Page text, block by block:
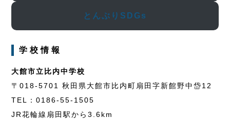
とんぶりSDGs
学校情報
大館市立比内中学校
〒018-5701 秋田県大館市比内町扇田字新館野中岱12
TEL：0186-55-1505
JR花輪線扇田駅から3.6km